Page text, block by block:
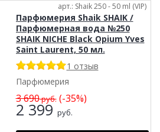
арт.: Shaik 250 - 50 ml (VIP)
Парфюмерия Shaik SHAIK /
Парфюмерная вода №250
SHAIK NICHE Black Opium Yves
Saint Laurent, 50 мл.
1 отзыв
Парфюмерия
3 690руб.(-35%)
2 399 руб.